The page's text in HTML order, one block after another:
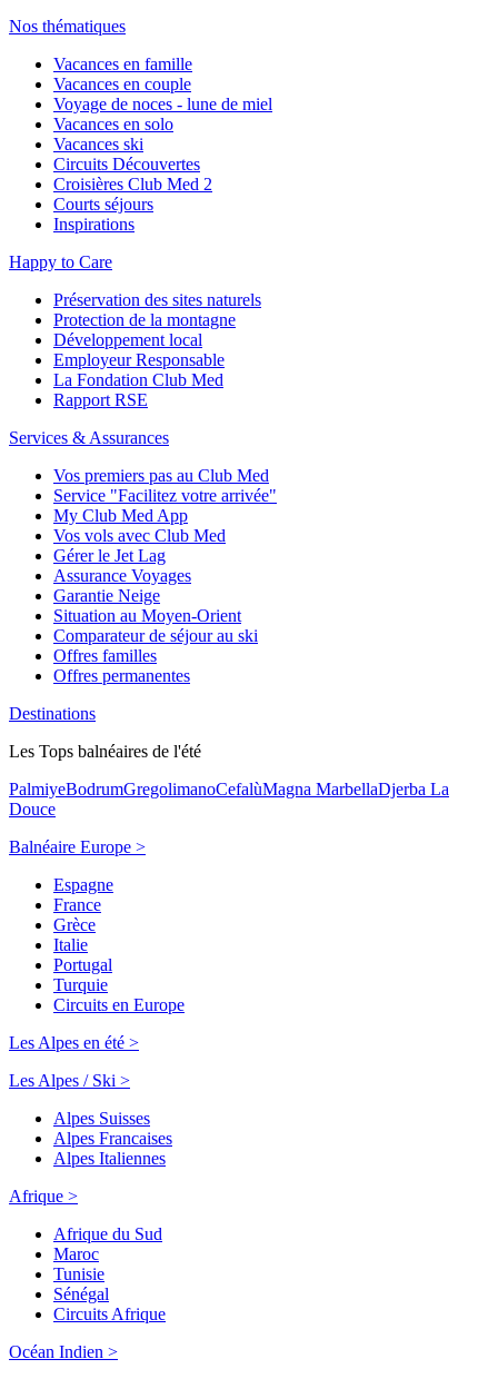
Nos thématiques
Vacances en famille
Vacances en couple
Voyage de noces - lune de miel
Vacances en solo
Vacances ski
Circuits Découvertes
Croisières Club Med 2
Courts séjours
Inspirations
Happy to Care
Préservation des sites naturels
Protection de la montagne
Développement local
Employeur Responsable
La Fondation Club Med
Rapport RSE
Services & Assurances
Vos premiers pas au Club Med
Service "Facilitez votre arrivée"
My Club Med App
Vos vols avec Club Med
Gérer le Jet Lag
Assurance Voyages
Garantie Neige
Situation au Moyen-Orient
Comparateur de séjour au ski
Offres familles
Offres permanentes
Destinations
Les Tops balnéaires de l'été
PalmiyeBodrumGregolimanoCefalùMagna MarbellaDjerba La
Douce
Balnéaire Europe >
Espagne
France
Grèce
Italie
Portugal
Turquie
Circuits en Europe
Les Alpes en été >
Les Alpes / Ski >
Alpes Suisses
Alpes Francaises
Alpes Italiennes
Afrique >
Afrique du Sud
Maroc
Tunisie
Sénégal
Circuits Afrique
Océan Indien >